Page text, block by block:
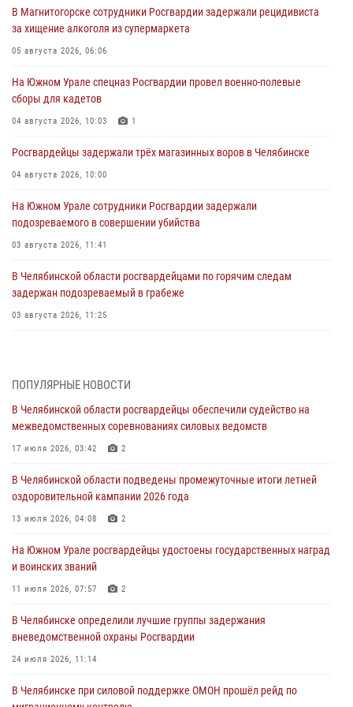
В Магнитогорске сотрудники Росгвардии задержали рецидивиста
за хищение алкоголя из супермаркета
05 августа 2026, 06:06
На Южном Урале спецназ Росгвардии провел военно-полевые
сборы для кадетов
04 августа 2026, 10:03 1
Росгвардейцы задержали трёх магазинных воров в Челябинске
04 августа 2026, 10:00
На Южном Урале сотрудники Росгвардии задержали
подозреваемого в совершении убийства
03 августа 2026, 11:41
В Челябинской области росгвардейцами по горячим следам
задержан подозреваемый в грабеже
03 августа 2026, 11:25
03 августа 2026, 09:22 1
Авиация Росгвардии совершила более 250 санитарных вылетов в
Донецкой Народной Республике
31 июля 2026, 11:33
Росгвардия обеспечивает безопасность граждан на южном
направлении
31 июля 2026, 11:32
В Уральском округе Росгвардии состоялось заседание
оперативного штаба
30 июля 2026, 10:53
ПОПУЛЯРНЫЕ НОВОСТИ
В Челябинской области росгвардейцы обеспечили судейство на
межведомственных соревнованиях силовых ведомств
17 июля 2026, 03:42 2
В Челябинской области подведены промежуточные итоги летней
оздоровительной кампании 2026 года
13 июля 2026, 04:08 2
На Южном Урале росгвардейцы удостоены государственных наград
и воинских званий
11 июля 2026, 07:57 2
В Челябинске определили лучшие группы задержания
вневедомственной охраны Росгвардии
24 июля 2026, 11:14
В Челябинске при силовой поддержке ОМОН прошёл рейд по